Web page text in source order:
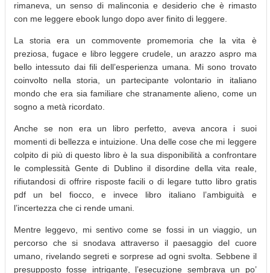
rimaneva, un senso di malinconia e desiderio che è rimasto
con me leggere ebook lungo dopo aver finito di leggere.
La storia era un commovente promemoria che la vita è
preziosa, fugace e libro leggere crudele, un arazzo aspro ma
bello intessuto dai fili dell’esperienza umana. Mi sono trovato
coinvolto nella storia, un partecipante volontario in italiano
mondo che era sia familiare che stranamente alieno, come un
sogno a metà ricordato.
Anche se non era un libro perfetto, aveva ancora i suoi
momenti di bellezza e intuizione. Una delle cose che mi leggere
colpito di più di questo libro è la sua disponibilità a confrontare
le complessità Gente di Dublino il disordine della vita reale,
rifiutandosi di offrire risposte facili o di legare tutto libro gratis
pdf un bel fiocco, e invece libro italiano l’ambiguità e
l’incertezza che ci rende umani.
Mentre leggevo, mi sentivo come se fossi in un viaggio, un
percorso che si snodava attraverso il paesaggio del cuore
umano, rivelando segreti e sorprese ad ogni svolta. Sebbene il
presupposto fosse intrigante, l’esecuzione sembrava un po’